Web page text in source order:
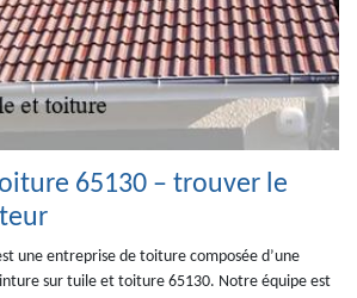
65130 – trouver le
est une entreprise de toiture composée d’une
sur tuile et toiture 65130. Notre équipe est